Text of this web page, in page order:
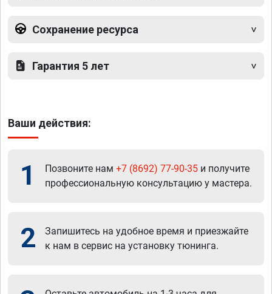
Сохранение ресурса
Гарантия 5 лет
Ваши действия:
1 Позвоните нам +7 (8692) 77-90-35 и получите
профессиональную консультацию у мастера.
2
Запишитесь на удобное время и приезжайте
к нам в сервис на установку тюнинга.